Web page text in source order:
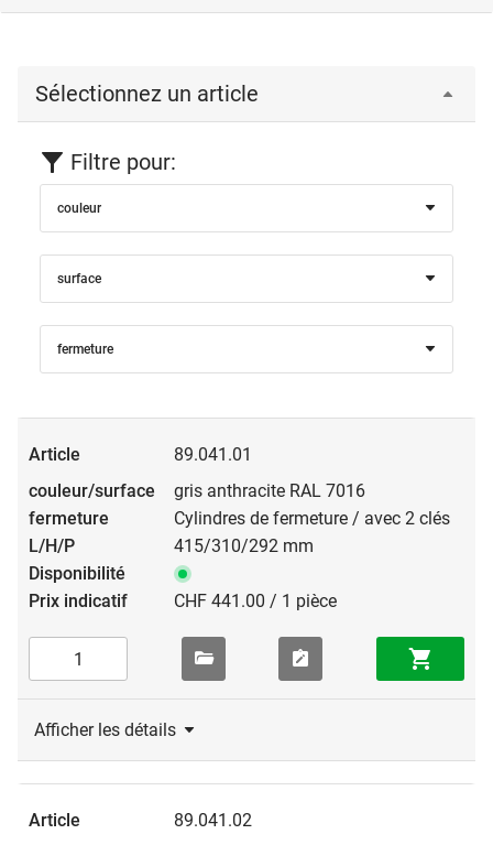
Sélectionnez un article
Filtre pour:
couleur
surface
fermeture
89.041.01
gris anthracite RAL 7016
Cylindres de fermeture / avec 2 clés
415/310/292 mm
CHF 441.00 / 1 pièce
Afficher les détails
89.041.02